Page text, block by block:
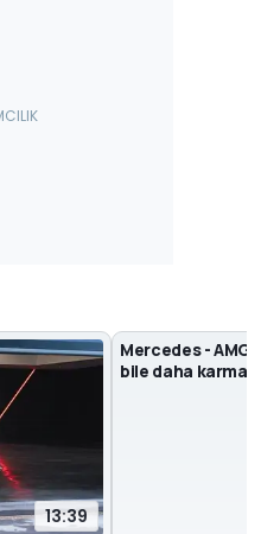
13:39
Mercedes - AMG
bile daha